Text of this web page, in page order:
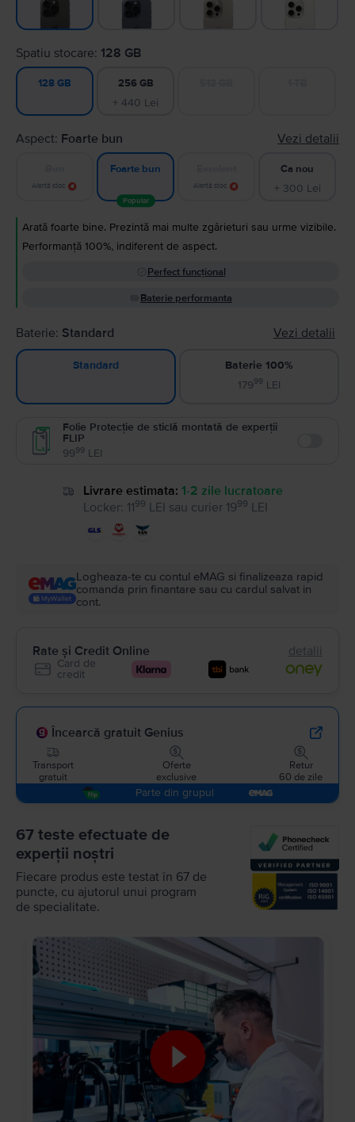
Spatiu stocare: 128 GB
128 GB 256 GB
+ 440 Lei
Aspect: Foarte bun Vezi detalii
Alertă stoc
Foarte bun
Popular
Alertă stoc
Ca nou
+ 300 Lei
Arată foarte bine. Prezintă mai multe zgârieturi sau urme vizibile.
Performanță 100%, indiferent de aspect.
Perfect funcțional
Baterie performanta
Baterie: Standard Vezi detalii
Standard
Baterie 100%
17999 LEI
Folie Protecție de sticlă montată de experții
FLIP
9999 LEI
Livrare estimata: 1-2 zile lucratoare
Locker: 1199 LEI sau curier 1999 LEI
Logheaza-te cu contul eMAG si finalizeaza rapid
comanda prin finantare sau cu cardul salvat in
cont.
Rate și Credit Online detalii
Card de
credit
Încearcă gratuit Genius
Transport
gratuit
Oferte
exclusive
Retur
60 de zile
Parte din grupul
67 teste efectuate de
experții noștri
Fiecare produs este testat în 67 de
puncte, cu ajutorul unui program
de specialitate.